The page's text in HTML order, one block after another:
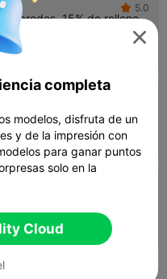
paredes, 15% de relleno
 1 plates
 5.0
 1 plates  27.42g
 3 plates 


completa
modelos, disfruta de un
y de la impresión con
para ganar puntos
solo en la
Cloud